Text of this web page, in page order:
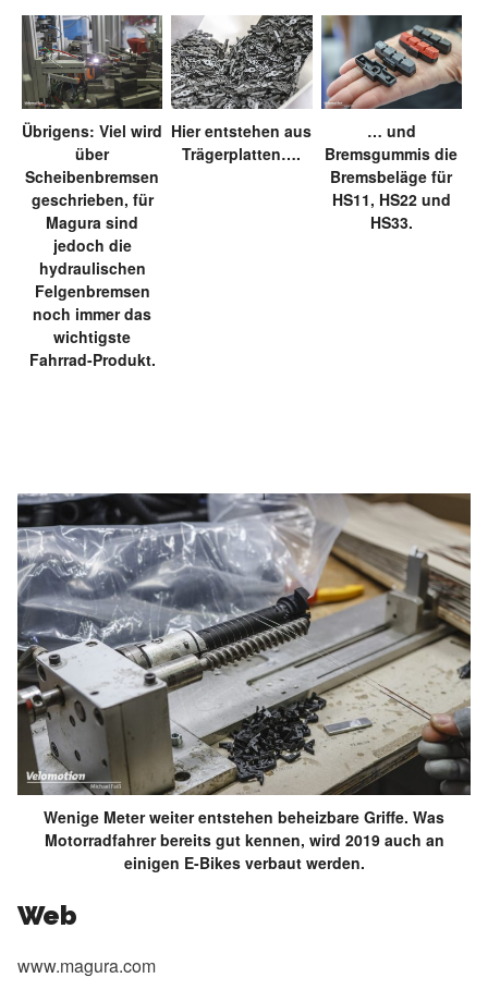
Übrigens: Viel wird
über
Scheibenbremsen
geschrieben, für
Magura sind
jedoch die
hydraulischen
Felgenbremsen
noch immer das
wichtigste
Fahrrad-Produkt.
Hier entstehen aus
Trägerplatten….
… und
Bremsgummis die
Bremsbeläge für
HS11, HS22 und
HS33.
Wenige Meter weiter entstehen beheizbare Griffe. Was
Motorradfahrer bereits gut kennen, wird 2019 auch an
einigen E-Bikes verbaut werden.
Web
www.magura.com